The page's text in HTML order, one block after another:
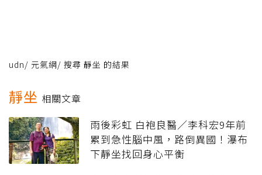
udn/ 元氣網/ 搜尋 靜坐 的結果
靜坐 相關文章
雨後彩虹 白袍良醫／李科宏9年前
累到急性腦中風，路倒異國！瀑布
下靜坐找回身心平衡